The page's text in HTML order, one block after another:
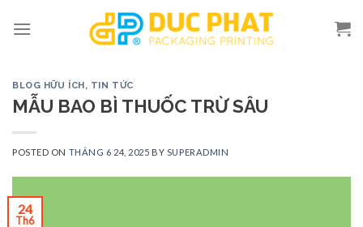
BLOG HỮU ÍCH, TIN TỨC
MẪU BAO BÌ THUỐC TRỪ SÂU
POSTED ON THÁNG 6 24, 2025 BY SUPERADMIN
24
Th6